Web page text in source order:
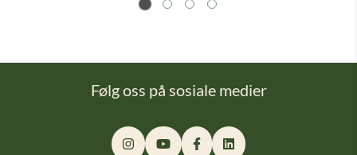
Følg oss på sosiale medier